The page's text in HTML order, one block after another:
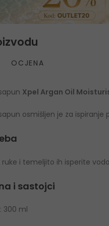
Xpel Argan Oil
osmišljen je za
i temeljito ih isperite
i sastojci
300 ml
OCJENA